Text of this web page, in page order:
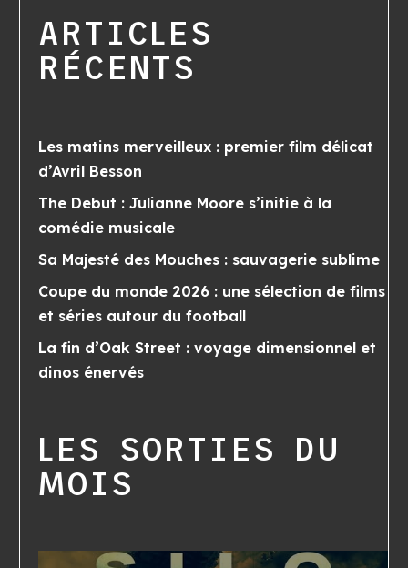
ARTICLES
RÉCENTS
Les matins merveilleux : premier film délicat
d’Avril Besson
The Debut : Julianne Moore s’initie à la
comédie musicale
Sa Majesté des Mouches : sauvagerie sublime
Coupe du monde 2026 : une sélection de films
et séries autour du football
La fin d’Oak Street : voyage dimensionnel et
dinos énervés
LES SORTIES DU
MOIS